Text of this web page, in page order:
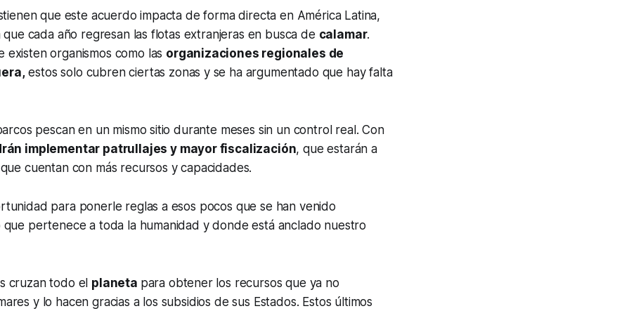
que este acuerdo impacta de forma directa en América Latina,
cada año regresan las flotas extranjeras en busca de calamar.
existen organismos como las organizaciones regionales de
estos solo cubren ciertas zonas y se ha argumentado que hay falta
pescan en un mismo sitio durante meses sin un control real. Con
implementar patrullajes y mayor fiscalización, que estarán a
cuentan con más recursos y capacidades.
para ponerle reglas a esos pocos que se han venido
pertenece a toda la humanidad y donde está anclado nuestro
cruzan todo el planeta para obtener los recursos que ya no
y lo hacen gracias a los subsidios de sus Estados. Estos últimos